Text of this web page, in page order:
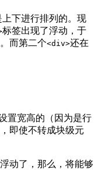
上下进行排列的。现
标签出现了浮动，于
而第二个<div>还在
置宽高的（因为是行
即使不转成块级元
动了，那么，将能够